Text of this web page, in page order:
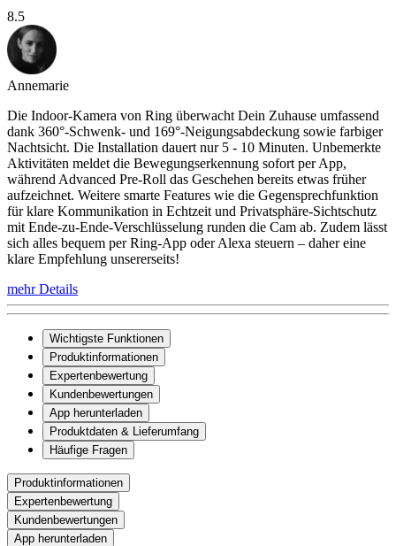
8.5
Annemarie
Die Indoor-Kamera von Ring überwacht Dein Zuhause umfassend
dank 360°-Schwenk- und 169°-Neigungsabdeckung sowie farbiger
Nachtsicht. Die Installation dauert nur 5 - 10 Minuten. Unbemerkte
Aktivitäten meldet die Bewegungserkennung sofort per App,
während Advanced Pre-Roll das Geschehen bereits etwas früher
aufzeichnet. Weitere smarte Features wie die Gegensprechfunktion
für klare Kommunikation in Echtzeit und Privatsphäre-Sichtschutz
mit Ende-zu-Ende-Verschlüsselung runden die Cam ab. Zudem lässt
sich alles bequem per Ring-App oder Alexa steuern – daher eine
klare Empfehlung unsererseits!
mehr Details
Wichtigste Funktionen
Produktinformationen
Expertenbewertung
Kundenbewertungen
App herunterladen
Produktdaten & Lieferumfang
Häufige Fragen
Produktinformationen
Expertenbewertung
Kundenbewertungen
App herunterladen